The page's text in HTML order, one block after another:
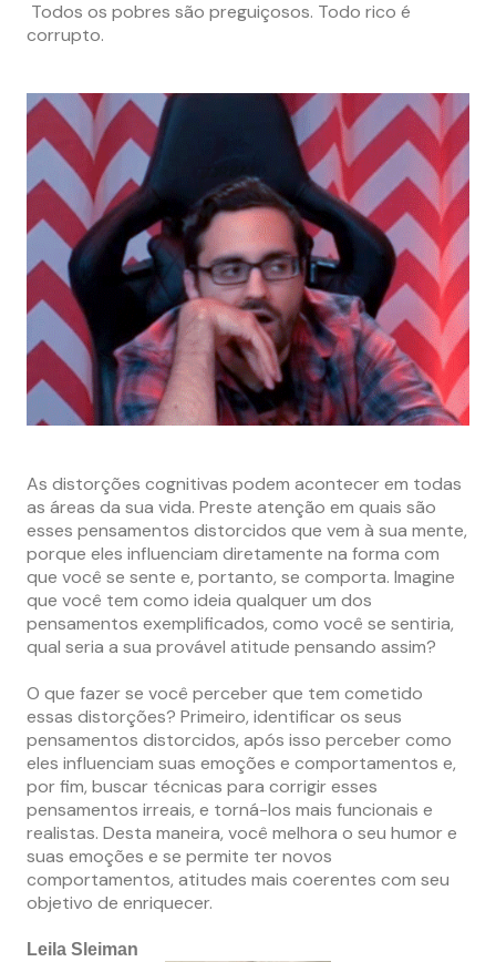
Todos os pobres são preguiçosos. Todo rico é
corrupto.
As distorções cognitivas podem acontecer em todas
as áreas da sua vida. Preste atenção em quais são
esses pensamentos distorcidos que vem à sua mente,
porque eles influenciam diretamente na forma com
que você se sente e, portanto, se comporta. Imagine
que você tem como ideia qualquer um dos
pensamentos exemplificados, como você se sentiria,
qual seria a sua provável atitude pensando assim?
O que fazer se você perceber que tem cometido
essas distorções? Primeiro, identificar os seus
pensamentos distorcidos, após isso perceber como
eles influenciam suas emoções e comportamentos e,
por fim, buscar técnicas para corrigir esses
pensamentos irreais, e torná-los mais funcionais e
realistas. Desta maneira, você melhora o seu humor e
suas emoções e se permite ter novos
comportamentos, atitudes mais coerentes com seu
objetivo de enriquecer.
Leila Sleiman